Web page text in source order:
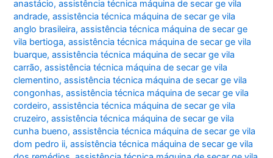
anastácio,assistência técnica máquina de secar ge vila
andrade,assistência técnica máquina de secar ge vila
anglo brasileira,assistência técnica máquina de secar ge
vila bertioga,assistência técnica máquina de secar ge vila
buarque,assistência técnica máquina de secar ge vila
carrão,assistência técnica máquina de secar ge vila
clementino,assistência técnica máquina de secar ge vila
congonhas,assistência técnica máquina de secar ge vila
cordeiro,assistência técnica máquina de secar ge vila
cruzeiro,assistência técnica máquina de secar ge vila
cunha bueno,assistência técnica máquina de secar ge vila
dom pedro ii,assistência técnica máquina de secar ge vila